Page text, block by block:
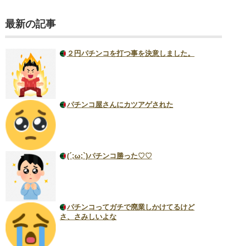
最新の記事
２円パチンコを打つ事を決意しました。
パチンコ屋さんにカツアゲされた
(´;ω;`)パチンコ勝った♡♡
パチンコってガチで廃業しかけてるけど
さ、さみしいよな